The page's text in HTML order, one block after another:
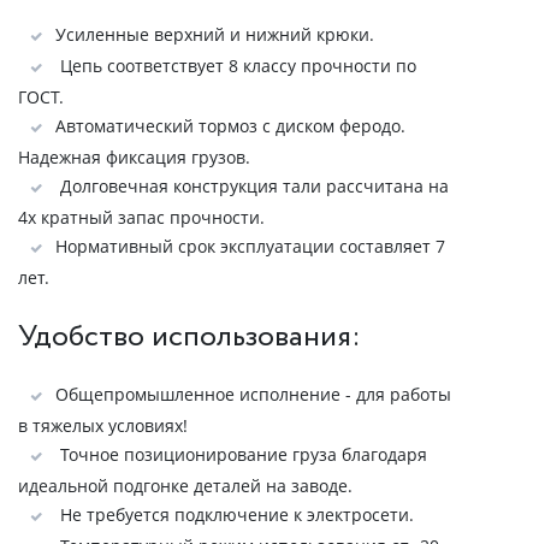
Усиленные верхний и нижний крюки.
Цепь соответствует 8 классу прочности по
ГОСТ.
Автоматический тормоз с диском феродо.
Надежная фиксация грузов.
Долговечная конструкция тали рассчитана на
4х кратный запас прочности.
Нормативный срок эксплуатации составляет 7
лет.
Удобство использования:
Общепромышленное исполнение - для работы
в тяжелых условиях!
Точное позиционирование груза благодаря
идеальной подгонке деталей на заводе.
Не требуется подключение к электросети.